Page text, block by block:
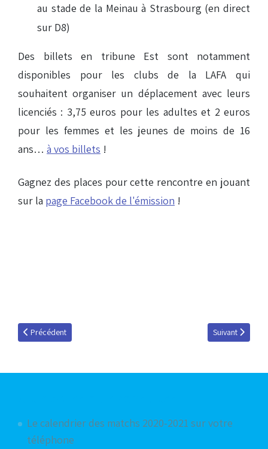
au stade de la Meinau à Strasbourg (en direct
sur D8)
Des billets en tribune Est sont notamment
disponibles pour les clubs de la LAFA qui
souhaitent organiser un déplacement avec leurs
licenciés : 3,75 euros pour les adultes et 2 euros
pour les femmes et les jeunes de moins de 16
ans… à vos billets !
Gagnez des places pour cette rencontre en jouant
sur la page Facebook de l'émission !
Article précédent : Zoom sur la section féminine du Racing (DNA)
Précédent Article suivant
Suivant
Le calendrier des matchs 2020-2021 sur votre
téléphone